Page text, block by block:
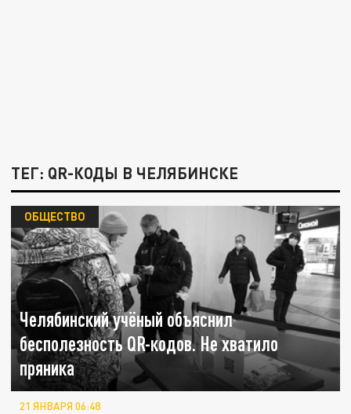
ТЕГ: QR-КОДЫ В ЧЕЛЯБИНСКЕ
Челябинский учёный объяснил
бесполезность QR-кодов. Не хватило
пряника
ОБЩЕСТВО
21 ЯНВАРЯ 06:48